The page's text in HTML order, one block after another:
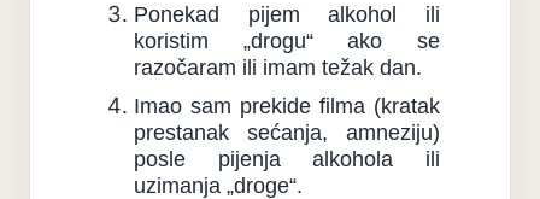
Ponekad pijem alkohol ili
koristim „drogu“ ako se
razočaram ili imam težak dan.
Imao sam prekide filma (kratak
prestanak sećanja, amneziju)
posle pijenja alkohola ili
uzimanja „droge“.